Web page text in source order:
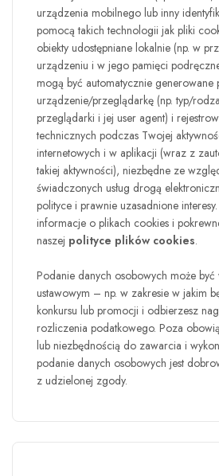
urządzenia mobilnego lub inny
pomocą takich technologii jak pliki
obiekty udostępniane lokalnie (np. w
urządzeniu i w jego pamięci
mogą być automatycznie generowane
urządzenie/przeglądarkę (np. typ/
przeglądarki i jej user agent) i
technicznych podczas Twojej
internetowych i w aplikacji (wraz z
takiej aktywności), niezbędne ze
świadczonych usług drogą
polityce i prawnie uzasadnione
informacje o plikach cookies i
naszej polityce plików cookies.
Podanie danych osobowych może być
ustawowym – np. w zakresie w jakim
konkursu lub promocji i odbierzesz
rozliczenia podatkowego. Poza
lub niezbędnością do zawarcia i
podanie danych osobowych jest
z udzielonej zgody.